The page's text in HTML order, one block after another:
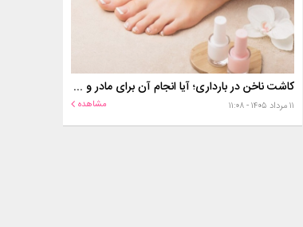
کاشت ناخن در بارداری؛ آیا انجام آن برای مادر و جنین خطر دارد؟
۱۱ مرداد ۱۴۰۵ - ۱۱:۰۸ مشاهده